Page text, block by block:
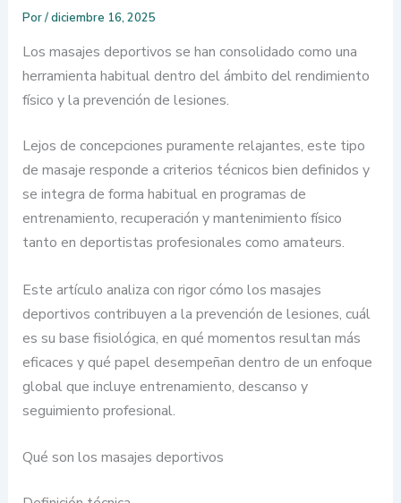
Por/diciembre 16, 2025
Los masajes deportivos se han consolidado como una
herramienta habitual dentro del ámbito del rendimiento
físico y la prevención de lesiones.
Lejos de concepciones puramente relajantes, este tipo
de masaje responde a criterios técnicos bien definidos y
se integra de forma habitual en programas de
entrenamiento, recuperación y mantenimiento físico
tanto en deportistas profesionales como amateurs.
Este artículo analiza con rigor cómo los masajes
deportivos contribuyen a la prevención de lesiones, cuál
es su base fisiológica, en qué momentos resultan más
eficaces y qué papel desempeñan dentro de un enfoque
global que incluye entrenamiento, descanso y
seguimiento profesional.
Qué son los masajes deportivos